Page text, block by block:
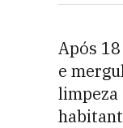
Após
e
limpeza